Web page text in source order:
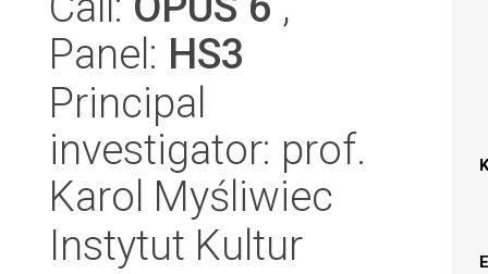
Panel: HS3
Principal
investigator: prof.
Karol Myśliwiec
Instytut Kultur